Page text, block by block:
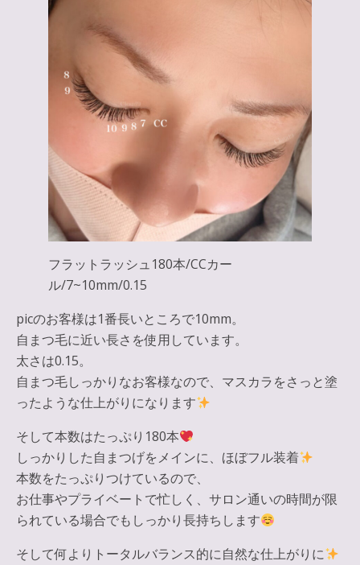
フラットラッシュ180本/CCカー
ル/7~10mm/0.15
picのお客様は1番長いところで10mm。
自まつ毛に近い長さを使用しています。
太さは0.15。
自まつ毛しっかりなお客様なので、マスカラをさっと塗
ったような仕上がりになります
そして本数はたっぷり180本
しっかりした自まつげをメインに、ほぼフル装着
本数をたっぷりつけているので、
お仕事やプライベートで忙しく、サロン通いの時間が限
られている場合でもしっかり長持ちします
そして何よりトータルバランス的に自然な仕上がりに